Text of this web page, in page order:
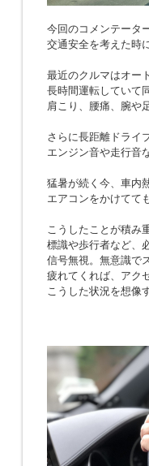
今回のコメンテータ
交通安全を考えた時
最近のクルマはオー
長時間運転していて
肩こり、腰痛、腕や
さらに長距離ドライ
エンジン音や走行音
猛暑が続く今、車内
エアコンをかけてて
こうしたことが積み
標識や歩行者など、
信号無視。無意識で
疲れてくれば、アク
こうした状況を想像